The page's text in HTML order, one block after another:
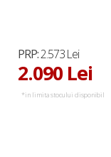
PRP:2.573 Lei
2.090 Lei
*in limita stocului disponibil